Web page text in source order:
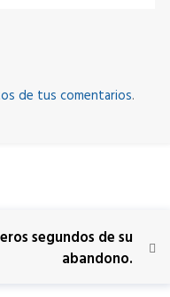
de tus comentarios.
segundos de su
abandono.